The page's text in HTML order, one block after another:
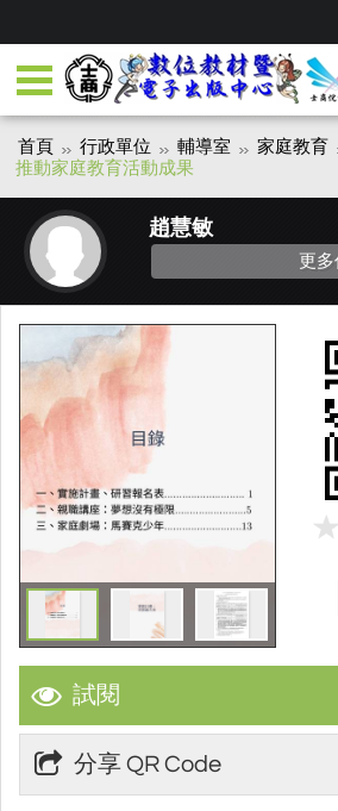
首頁 行政單位 輔導室 家庭教育
推動家庭教育活動成果
趙慧敏
更
試閱
分享 QR Code